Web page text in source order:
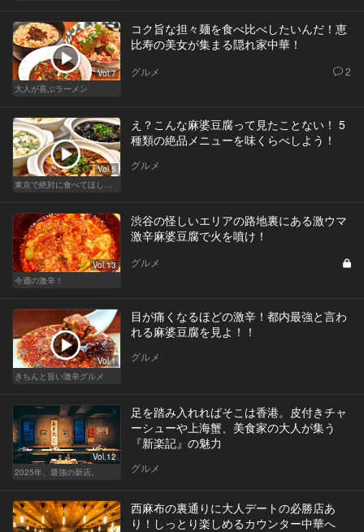
Vol.7
大人が喜ぶラーメン
コク旨な担々麺を食べ比べしたいんだ！恵
比寿の美女が集まる隠れ家中華！
グルメ 2
Vol.5
東京で絶対に食べてほしい麻婆豆腐！痺れる辛さがクセになる
え？こんな麻婆豆腐って見たことない！ 5
種類の絶品メニューを味くらべしよう！
グルメ
Vol.13
今週の激辛！
渋谷の怪しいエリアの路地裏にある激ウマ
激辛麻婆豆腐で火を噴け！
グルメ
Vol.1
きちんと旨い激辛グルメ
目が痛くなるほどの激辛！都内最強と言わ
れる麻婆豆腐を見よ！！
グルメ
Vol.12
2025年、最強の新店。
足を踏み入れればそこは香港。皮付きチャ
ーシューや上海蟹、美食家の大人が集う
『新楽記』の魅力
グルメ
西麻布の裏通りに大人デートの必勝店あ
り！しっとり楽しめるカウンター中華へ